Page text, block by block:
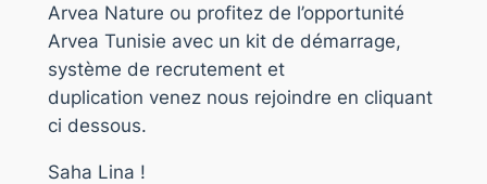
Arvea Nature ou profitez de l’opportunité
Arvea Tunisie avec un kit de démarrage,
système de recrutement et
duplication venez nous rejoindre en cliquant
ci dessous.
Saha Lina !